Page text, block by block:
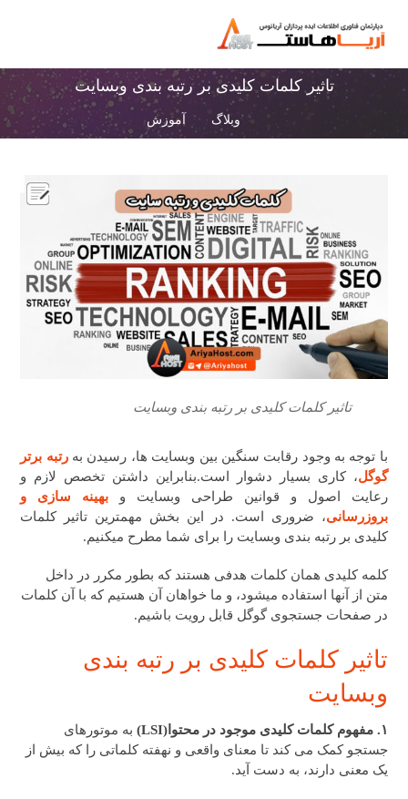
تاثیر کلمات کلیدی بر رتبه بندی وبسایت
وبلاگ آموزش
تاثیر کلمات کلیدی بر رتبه بندی وبسایت
با توجه به وجود رقابت سنگین بین وبسایت ها، رسیدن به رتبه برتر
گوگل، کاری بسیار دشوار است.بنابراین داشتن تخصص لازم و
رعایت اصول و قوانین طراحی وبسایت و بهینه سازی و
بروزرسانی، ضروری است. در این بخش مهمترین تاثیر کلمات
کلیدی بر رتبه بندی وبسایت را برای شما مطرح میکنیم.
کلمه کلیدی همان کلمات هدفی هستند که بطور مکرر در داخل
متن از آنها استفاده میشود، و ما خواهان آن هستیم که با آن کلمات
در صفحات جستجوی گوگل قابل رویت باشیم.
تاثیر کلمات کلیدی بر رتبه بندی
وبسایت
۱. مفهوم کلمات کلیدی موجود در محتوا(LSI)
به موتورهای
جستجو کمک می کند تا معنای واقعی و نهفته کلماتی را که بیش از
یک معنی دارند، به دست آید.